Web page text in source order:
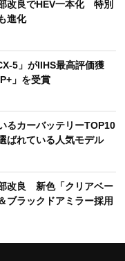
改良でHEV一本化 特別
進化
5」がIIHS最高評価獲
」を受賞
るカーバッテリーTOP10
ばれている人気モデル
改良 新色「クリアベー
ブラックドアミラー採用